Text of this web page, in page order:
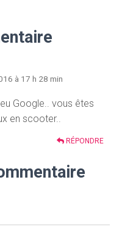
à 17 h 28 min
Google.. vous êtes
en scooter..
RÉPONDRE